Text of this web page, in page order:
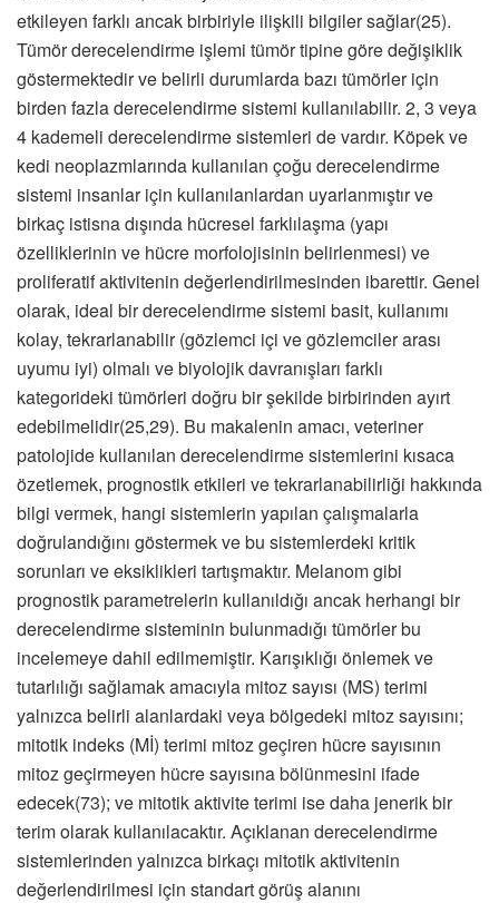
etkileyen farklı ancak birbiriyle ilişkili bilgiler sağlar(25).
Tümör derecelendirme işlemi tümör tipine göre değişiklik
göstermektedir ve belirli durumlarda bazı tümörler için
birden fazla derecelendirme sistemi kullanılabilir. 2, 3 veya
4 kademeli derecelendirme sistemleri de vardır. Köpek ve
kedi neoplazmlarında kullanılan çoğu derecelendirme
sistemi insanlar için kullanılanlardan uyarlanmıştır ve
birkaç istisna dışında hücresel farklılaşma (yapı
özelliklerinin ve hücre morfolojisinin belirlenmesi) ve
proliferatif aktivitenin değerlendirilmesinden ibarettir. Genel
olarak, ideal bir derecelendirme sistemi basit, kullanımı
kolay, tekrarlanabilir (gözlemci içi ve gözlemciler arası
uyumu iyi) olmalı ve biyolojik davranışları farklı
kategorideki tümörleri doğru bir şekilde birbirinden ayırt
edebilmelidir(25,29). Bu makalenin amacı, veteriner
patolojide kullanılan derecelendirme sistemlerini kısaca
özetlemek, prognostik etkileri ve tekrarlanabilirliği hakkında
bilgi vermek, hangi sistemlerin yapılan çalışmalarla
doğrulandığını göstermek ve bu sistemlerdeki kritik
sorunları ve eksiklikleri tartışmaktır. Melanom gibi
prognostik parametrelerin kullanıldığı ancak herhangi bir
derecelendirme sisteminin bulunmadığı tümörler bu
incelemeye dahil edilmemiştir. Karışıklığı önlemek ve
tutarlılığı sağlamak amacıyla mitoz sayısı (MS) terimi
yalnızca belirli alanlardaki veya bölgedeki mitoz sayısını;
mitotik indeks (Mİ) terimi mitoz geçiren hücre sayısının
mitoz geçirmeyen hücre sayısına bölünmesini ifade
edecek(73); ve mitotik aktivite terimi ise daha jenerik bir
terim olarak kullanılacaktır. Açıklanan derecelendirme
sistemlerinden yalnızca birkaçı mitotik aktivitenin
değerlendirilmesi için standart görüş alanını